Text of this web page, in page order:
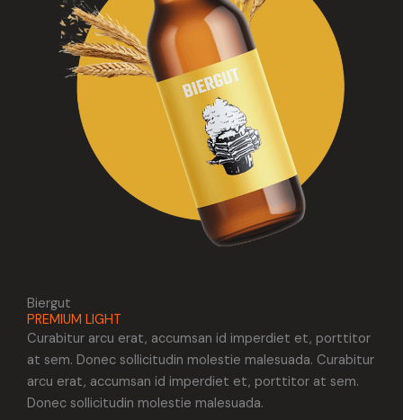
Biergut
PREMIUM LIGHT
Curabitur arcu erat, accumsan id imperdiet et, porttitor
at sem. Donec sollicitudin molestie malesuada. Curabitur
arcu erat, accumsan id imperdiet et, porttitor at sem.
Donec sollicitudin molestie malesuada.